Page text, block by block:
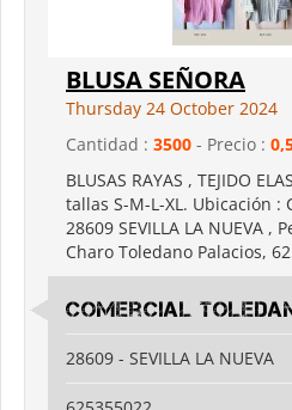
BLUSA SEÑORA
Thursday 24 October 2024
Cantidad : 3500 - Precio :
BLUSAS RAYAS , TEJIDO
tallas S-M-L-XL. Ubicación :
28609 SEVILLA LA NUEVA ,
Charo Toledano Palacios,
Comercial
28609 - SEVILLA LA NUEVA